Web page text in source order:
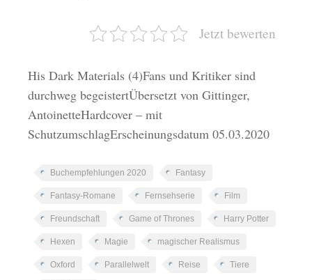
Jetzt bewerten
His Dark Materials (4)Fans und Kritiker sind
durchweg begeistertÜbersetzt von Gittinger,
AntoinetteHardcover – mit
SchutzumschlagErscheinungsdatum 05.03.2020
Buchempfehlungen 2020 Fantasy
Fantasy-Romane Fernsehserie Film
Freundschaft Game of Thrones Harry Potter
Hexen Magie magischer Realismus
Oxford Parallelwelt Reise Tiere